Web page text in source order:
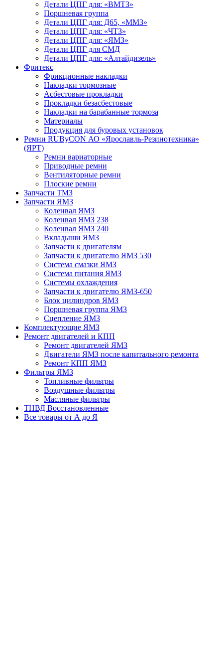
Детали ЦПГ для: «ВМТЗ»
Поршневая группа
Детали ЦПГ для: Д65, «ММЗ»
Детали ЦПГ для: «ЧТЗ»
Детали ЦПГ для: «ЯМЗ»
Детали ЦПГ для СМД
Детали ЦПГ для: «Алтайдизель»
Фритекс
Фрикционные накладки
Накладки тормозные
Асбестовые прокладки
Прокладки безасбестовые
Накладки на барабанные тормоза
Материалы
Продукция для буровых установок
Ремни RUByCON АО «Ярославль-Резинотехника»
(ЯРТ)
Ремни вариаторные
Приводные ремни
Вентиляторные ремни
Плоские ремни
Запчасти ТМЗ
Запчасти ЯМЗ
Коленвал ЯМЗ
Коленвал ЯМЗ 238
Коленвал ЯМЗ 240
Вкладыши ЯМЗ
Запчасти к двигателям
Запчасти к двигателю ЯМЗ 530
Система смазки ЯМЗ
Система питания ЯМЗ
Системы охлаждения
Запчасти к двигателю ЯМЗ-650
Блок цилиндров ЯМЗ
Поршневая группа ЯМЗ
Сцепление ЯМЗ
Комплектующие ЯМЗ
Ремонт двигателей и КПП
Ремонт двигателей ЯМЗ
Двигатели ЯМЗ после капитального ремонта
Ремонт КПП ЯМЗ
Фильтры ЯМЗ
Топливные фильтры
Воздушные фильтры
Масляные фильтры
ТНВД Восстановленные
Все товары от А до Я